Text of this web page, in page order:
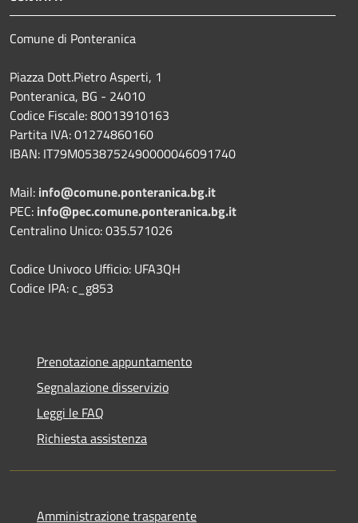
Comune di Ponteranica
Piazza Dott.Pietro Asperti, 1
Ponteranica, BG - 24010
Codice Fiscale: 80013910163
Partita IVA: 01274860160
IBAN: IT79M0538752490000046091740
Mail: info@comune.ponteranica.bg.it
PEC: info@pec.comune.ponteranica.bg.it
Centralino Unico: 035.571026
Codice Univoco Ufficio: UFA3QH
Codice IPA: c_g853
Prenotazione appuntamento
Segnalazione disservizio
Leggi le FAQ
Richiesta assistenza
Amministrazione trasparente